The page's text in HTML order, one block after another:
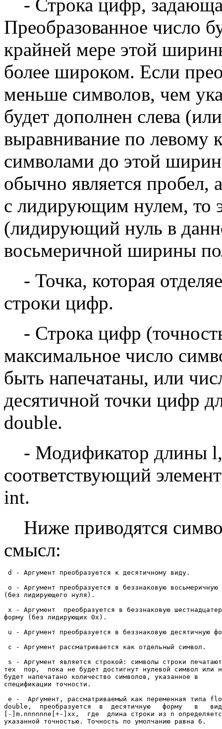
- Строка цифр,
Преобразованное число
крайней мере этой
более широком. Если
меньше символов, чем
будет дополнен слева
выравнивание по
символами до этой
обычно является пробел,
с лидирующим нулем, то
(лидирующий нуль в
восьмеричной ширины
- Точка, которая
строки цифр.
- Строка цифр
максимальное число
быть напечатаны, или
десятичной точки цифр
double.
- Модификатор длины l,
соответствующий
int.
Ниже приводятся
смысл:
d - Аргумент преобразуется к десятичному виду.
o - Аргумент преобразуется в беззнаковую восьмеричную
(без лидирующего нуля).
x - Аргумент  преобразуется в беззнаковую
форму (без лидирующих 0x).
u - Аргумент преобразуется в беззнаковую десятичную
c - Аргумент рассматривается как отдельный символ.
s - Аргумент является строкой: символы строки
тех  пор,  пока не будет достигнут нулевой символ или
будет напечатано количество символов, указанное в
спецификации точности.
e -  Аргумент, рассматриваемый как переменная типа
double,  преобразуется  в  десятичную   форму   в
[-]m.nnnnnne[+-]xx,  где  длина строки из n
указанной точностью. Точность по умолчанию равна 6.